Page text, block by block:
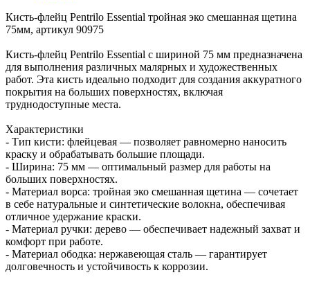
Кисть-флейц Pentrilo Essential тройная эко смешанная щетина
75мм, артикул 90975
Кисть-флейц Pentrilo Essential с шириной 75 мм предназначена
для выполнения различных малярных и художественных
работ. Эта кисть идеально подходит для создания аккуратного
покрытия на больших поверхностях, включая
труднодоступные места.
Характеристики
- Тип кисти: флейцевая — позволяет равномерно наносить
краску и обрабатывать большие площади.
- Ширина: 75 мм — оптимальный размер для работы на
больших поверхностях.
- Материал ворса: тройная эко смешанная щетина — сочетает
в себе натуральные и синтетические волокна, обеспечивая
отличное удержание краски.
- Материал ручки: дерево — обеспечивает надежный захват и
комфорт при работе.
- Материал ободка: нержавеющая сталь — гарантирует
долговечность и устойчивость к коррозии.